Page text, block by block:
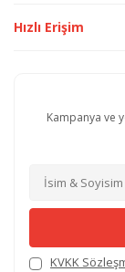
Hızlı Erişim
Kampanya ve
KVKK